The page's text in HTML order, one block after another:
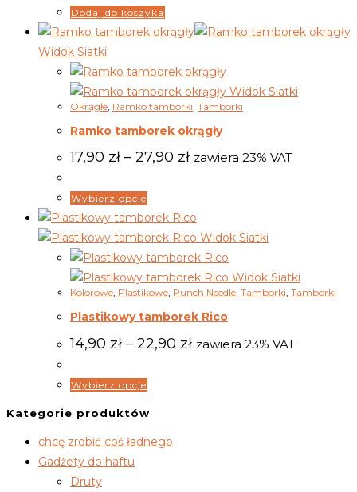
Dodaj do koszyka
Widok Siatki
Widok Siatki
Okrągłe, Ramko tamborki, Tamborki
Ramko tamborek okrągły
17,90 zł – 27,90 złZakres
do
27,90 zł
zawiera 23% VAT
Wybierz opcje
produkt
ma
wiele
wariantów.
Opcje
można
wybrać
stronie
Widok Siatki
Widok Siatki
Kolorowe, Plastikowe, Punch Needle, Tamborki, Tamborki
Plastikowy tamborek Rico
14,90 zł – 22,90 złZakres
zawiera 23% VAT
Wybierz opcje
wiele
Kategorie produktów
chcę zrobić coś ładnego
Gadżety do haftu
Druty